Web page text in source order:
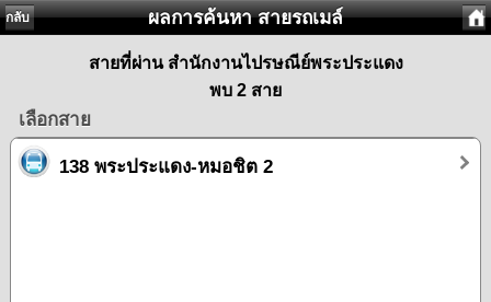
กลับ ผลการค้นหา สายรถเมล์
สายที่ผ่าน สำนักงานไปรษณีย์พระประแดง
พบ 2 สาย
เลือกสาย
138 พระประแดง-หมอชิต 2